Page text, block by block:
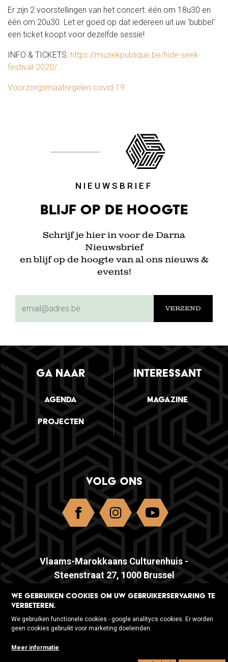
Er zijn 2 voorstellingen van het concert: één om 18u30 en
één om 20u30. Let er goed op dat iedereen uit uw 'bubbel'
een ticket koopt voor dezelfde sessie!
INFO & TICKETS: https://muziekpublique.be/hide-seek-
festival-2020/
Voorzorgsmaatregelen covid-19
NIEUWSBRIEF
Blijf op de hoogte
Schrijf je hier in voor de Darna
Nieuwsbrief
en blijf op de hoogte van al ons nieuws &
events!
GA NAAR
Agenda
Projecten
INTERESSANT
Magazine
VOLG ONS
Vlaams-Marokkaans Culturenhuis -
Steenstraat 27, 1000 Brussel
info@darnavzw.be- T 02 514 62 80
Elke werkdag geopend van 10u tot
17u
WE GEBRUIKEN COOKIES OM UW GEBRUIKERSERVARING TE
VERBETEREN.
We gebruiken functionele cookies - google analitycs cookies. Er worden
geen cookies gebruikt voor marketing doeleinden.
Meer informatie